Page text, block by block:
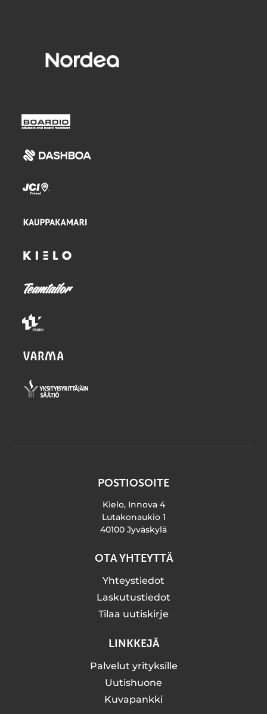
POSTIOSOITE
Kielo, Innova 4
Lutakonaukio 1
40100 Jyväskylä
OTA YHTEYTTÄ
Yhteystiedot
Laskutustiedot
Tilaa uutiskirje
LINKKEJÄ
Palvelut yrityksille
Uutishuone
Kuvapankki